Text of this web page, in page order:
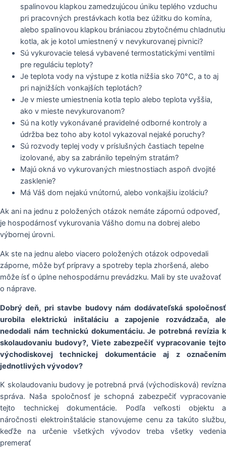
spalinovou klapkou zamedzujúcou úniku teplého vzduchu
pri pracovných prestávkach kotla bez úžitku do komína,
alebo spalinovou klapkou brániacou zbytočnému chladnutiu
kotla, ak je kotol umiestnený v nevykurovanej pivnici?
Sú vykurovacie telesá vybavené termostatickými ventilmi
pre reguláciu teploty?
Je teplota vody na výstupe z kotla nižšia sko 70°C, a to aj
pri najnižších vonkajších teplotách?
Je v mieste umiestnenia kotla teplo alebo teplota vyššia,
ako v mieste nevykurovanom?
Sú na kotly vykonávané pravidelné odborné kontroly a
údržba bez toho aby kotol vykazoval nejaké poruchy?
Sú rozvody teplej vody v príslušných častiach tepelne
izolované, aby sa zabránilo tepelným stratám?
Majú okná vo vykurovaných miestnostiach aspoň dvojité
zasklenie?
Má Váš dom nejakú vnútornú, alebo vonkajšiu izoláciu?
Ak ani na jednu z položených otázok nemáte zápornú odpoveď,
je hospodárnosť vykurovania Vášho domu na dobrej alebo
výbornej úrovni.
Ak ste na jednu alebo viacero položených otázok odpovedali
záporne, môže byť prípravy a spotreby tepla zhoršená, alebo
môže ísť o úplne nehospodárnu prevádzku. Mali by ste uvažovať
o náprave.
Dobrý deň, pri stavbe budovy nám dodávateľská spoločnosť
urobila elektrickú inštaláciu a zapojenie rozvádzača, ale
nedodali nám technickú dokumentáciu. Je potrebná revízia k
skolaudovaniu budovy?, Viete zabezpečiť vypracovanie tejto
východiskovej technickej dokumentácie aj z označením
jednotlivých vývodov?
K skolaudovaniu budovy je potrebná prvá (východisková) revízna
správa. Naša spoločnosť je schopná zabezpečiť vypracovanie
tejto technickej dokumentácie. Podľa veľkosti objektu a
náročnosti elektroinštalácie stanovujeme cenu za takúto službu,
keďže na určenie všetkých vývodov treba všetky vedenia
premerať